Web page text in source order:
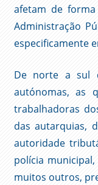
afetam de
Administração
especificamente
De norte a sul
autónomas, as
trabalhadoras
das autarquias,
autoridade
polícia
muitos outros,